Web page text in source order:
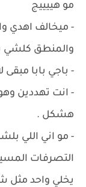
مو هييييج
- ميخالف اهدي
والمنطق كلشي
- باجي بابا
- انت تهددين
هشكل .
- مو اني اللي
التصرفات
يخلي واحد مثل